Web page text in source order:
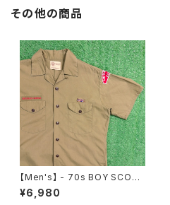
その他の商品
【Men's】 - 70s BOY SCOU
T OF AMERICA 開襟 シャツ /
70年代 シャツ 半袖 古着 メン
¥6,980